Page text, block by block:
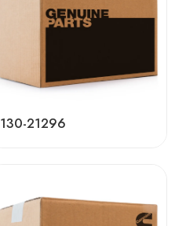
130-21296